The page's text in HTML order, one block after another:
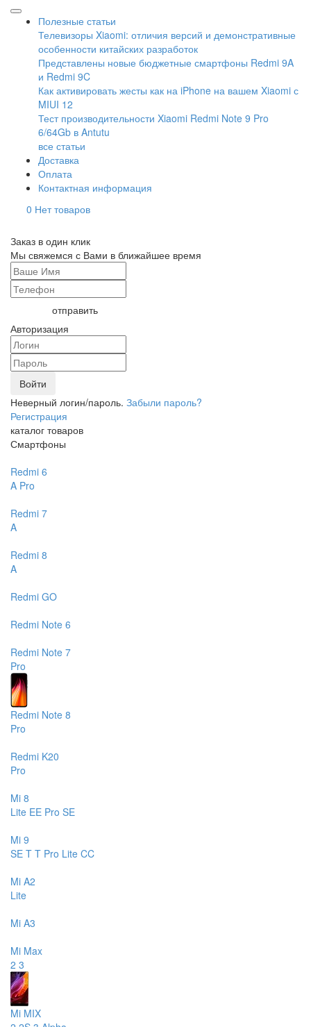
Полезные статьи
Телевизоры Xiaomi: отличия версий и демонстративные
особенности китайских разработок
Представлены новые бюджетные смартфоны Redmi 9A
и Redmi 9C
Как активировать жесты как на iPhone на вашем Xiaomi с
MIUI 12
Тест производительности Xiaomi Redmi Note 9 Pro
6/64Gb в Antutu
все статьи
Доставка
Оплата
Контактная информация
0 Нет товаров
Заказ в один клик
Мы свяжемся с Вами в ближайшее время
Авторизация
Войти
Неверный логин/пароль. Забыли пароль?
Регистрация
каталог товаров
Смартфоны
Redmi 6
A Pro
Redmi 7
A
Redmi 8
A
Redmi GO
Redmi Note 6
Redmi Note 7
Pro
Redmi Note 8
Pro
Redmi K20
Pro
Mi 8
Lite EE Pro SE
Mi 9
SE T T Pro Lite CC
Mi A2
Lite
Mi A3
Mi Max
2 3
Mi MIX